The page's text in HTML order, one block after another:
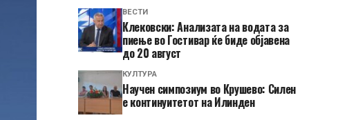
ВЕСТИ
Клековски: Анализата на водата за
пиење во Гостивар ќе биде објавена
до 20 август
КУЛТУРА
Научен симпозиум во Крушево: Силен
е континуитетот на Илинден